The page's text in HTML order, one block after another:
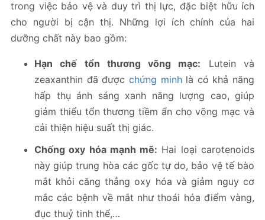
trong việc bảo vệ và duy trì thị lực, đặc biệt hữu ích
cho người bị cận thị. Những lợi ích chính của hai
dưỡng chất này bao gồm:
Hạn chế tổn thương võng mạc: Lutein và
zeaxanthin đã được chứng minhlà có khả năng
hấp thụ ánh sáng xanh năng lượng cao, giúp
giảm thiểu tổn thương tiềm ẩn cho võng mạc và
cải thiện hiệu suất thị giác.
Chống oxy hóa mạnh mẽ: Hai loại carotenoids
này giúp trung hòa các gốc tự do, bảo vệ tế bào
mắt khỏi căng thẳng oxy hóa và giảm nguy cơ
mắc các bệnh về mắt như thoái hóa điểm vàng,
đục thuỷ tinh thể,…